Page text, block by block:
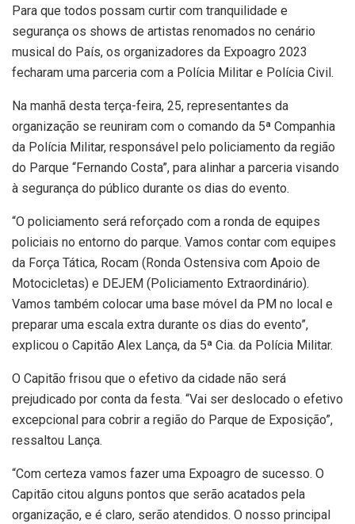
Para que todos possam curtir com tranquilidade e
segurança os shows de artistas renomados no cenário
musical do País, os organizadores da Expoagro 2023
fecharam uma parceria com a Polícia Militar e Polícia Civil.
Na manhã desta terça-feira, 25, representantes da
organização se reuniram com o comando da 5ª Companhia
da Polícia Militar, responsável pelo policiamento da região
do Parque “Fernando Costa”, para alinhar a parceria visando
à segurança do público durante os dias do evento.
“O policiamento será reforçado com a ronda de equipes
policiais no entorno do parque. Vamos contar com equipes
da Força Tática, Rocam (Ronda Ostensiva com Apoio de
Motocicletas) e DEJEM (Policiamento Extraordinário).
Vamos também colocar uma base móvel da PM no local e
preparar uma escala extra durante os dias do evento”,
explicou o Capitão Alex Lança, da 5ª Cia. da Polícia Militar.
O Capitão frisou que o efetivo da cidade não será
prejudicado por conta da festa. “Vai ser deslocado o efetivo
excepcional para cobrir a região do Parque de Exposição”,
ressaltou Lança.
“Com certeza vamos fazer uma Expoagro de sucesso. O
Capitão citou alguns pontos que serão acatados pela
organização, e é claro, serão atendidos. O nosso principal